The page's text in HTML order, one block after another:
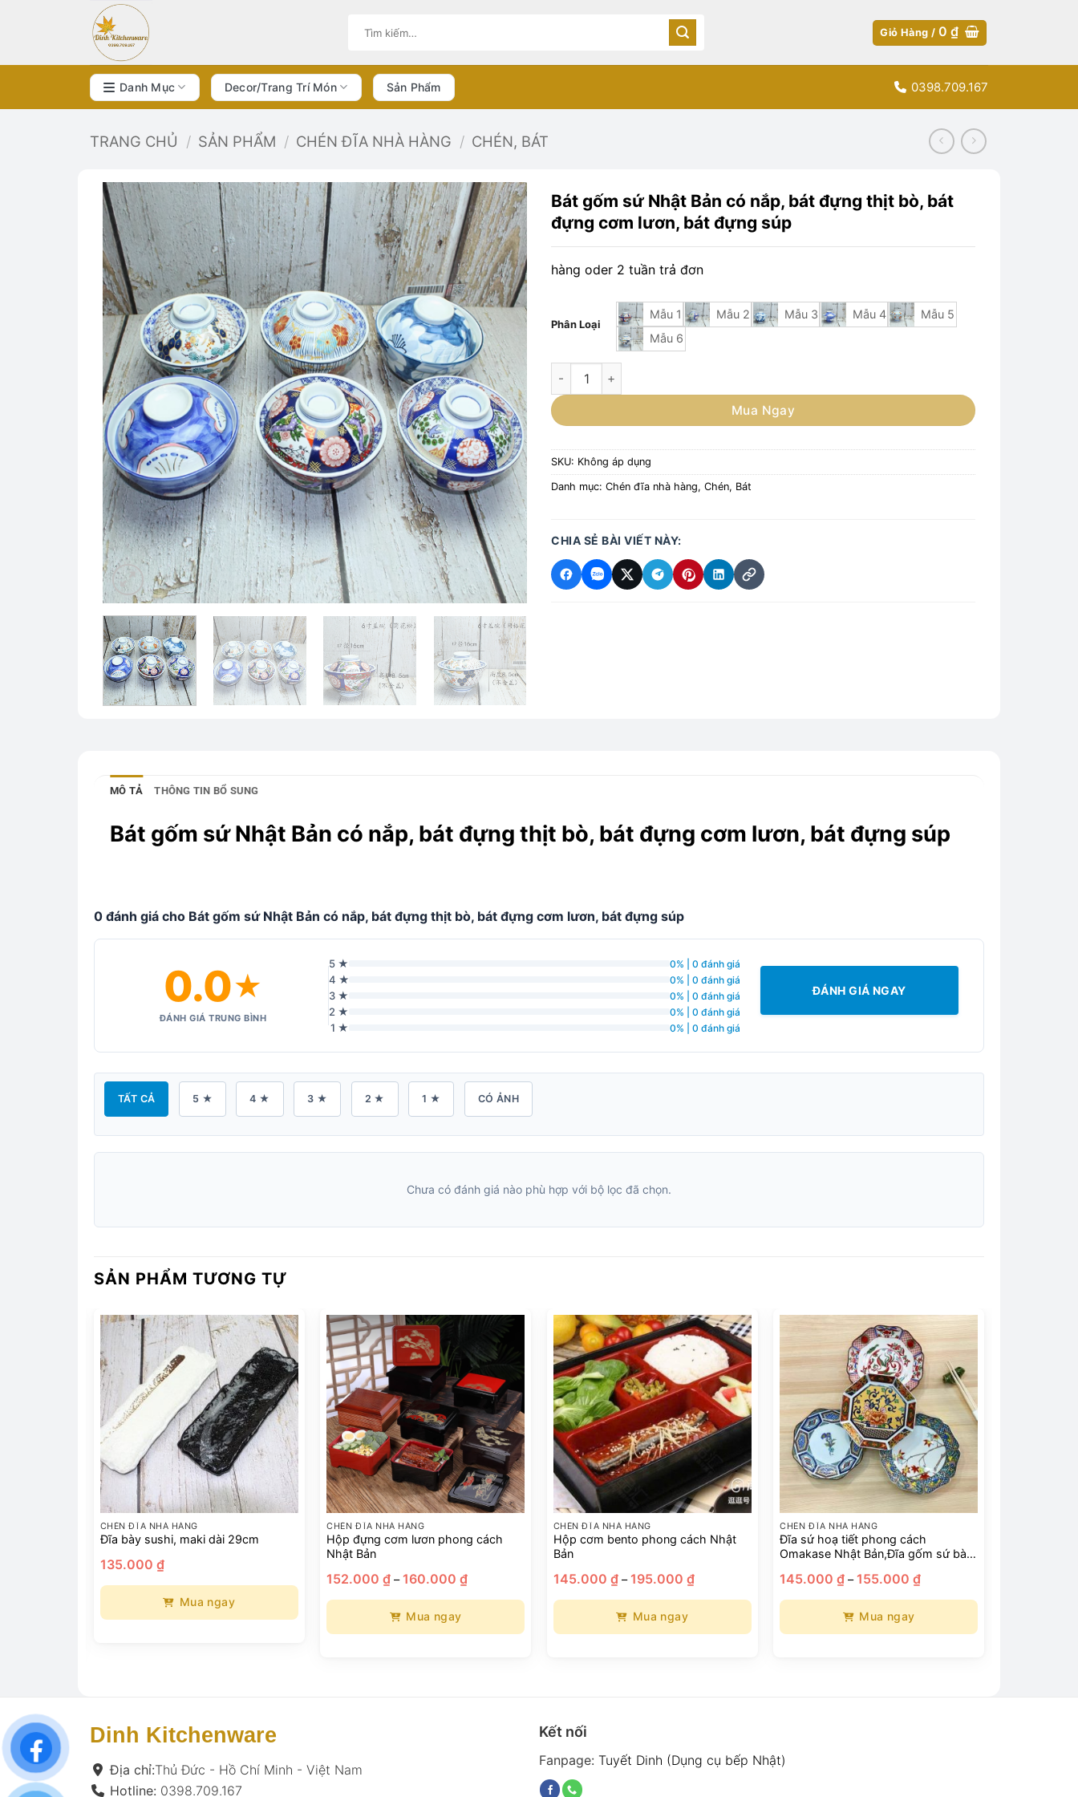
dung
Tìm
Giỏ Hàng / 0₫
Danh Mục Decor/Trang Trí Món Sản Phẩm 0398.709.167
TRANG CHỦ / SẢN PHẨM / CHÉN ĐĨA NHÀ HÀNG / CHÉN, BÁT
Bát gốm sứ Nhật Bản có nắp, bát đựng thịt bò, bát
đựng cơm lươn, bát đựng súp
hàng oder 2 tuần trả đơn
Phân Loại
Mẫu 1 Mẫu 2 Mẫu 3 Mẫu 4
Mẫu 5
Mẫu 6
Bát gốm sứ Nhật Bản có nắp, bát đựng thịt bò, bát đựng cơm lươn, bát đựng súp số lượng
Mua Ngay
SKU: Không áp dụng
Danh mục: Chén đĩa nhà hàng, Chén, Bát
CHIA SẺ BÀI VIẾT NÀY:
MÔ TẢ THÔNG TIN BỔ SUNG
Bát gốm sứ Nhật Bản có nắp, bát đựng thịt bò, bát đựng cơm lươn, bát đựng súp
0 đánh giá cho Bát gốm sứ Nhật Bản có nắp, bát đựng thịt bò, bát đựng cơm lươn, bát đựng súp
0.0★
ĐÁNH GIÁ TRUNG BÌNH
5 ★ 0% | 0 đánh giá
4 ★ 0% | 0 đánh giá
3 ★ 0% | 0 đánh giá
2 ★ 0% | 0 đánh giá
1 ★ 0% | 0 đánh giá
ĐÁNH GIÁ NGAY
TẤT CẢ 5 ★ 4 ★ 3 ★ 2 ★ 1 ★ CÓ ẢNH
Chưa có đánh giá nào phù hợp với bộ lọc đã chọn.
SẢN PHẨM TƯƠNG TỰ
CHÉN ĐĨA NHÀ HÀNG
Đĩa bày sushi, maki dài 29cm
135.000 ₫
Mua ngay
thể.
tùy
CHÉN ĐĨA NHÀ HÀNG
Hộp đựng cơm lươn phong cách
Nhật Bản
152.000₫ – 160.000₫Khoảng
từ
160.000 ₫
Mua ngay
Các
CHÉN ĐĨA NHÀ HÀNG
Hộp cơm bento phong cách Nhật
Bản
145.000 ₫ – 195.000 ₫Khoảng
giá:
từ
195.000 ₫
Mua ngay
biến
Các
tùy
CHÉN ĐĨA NHÀ HÀNG
Đĩa sứ hoạ tiết phong cách
Omakase Nhật Bản,Đĩa gốm sứ bày
145.000₫ – 155.000₫Khoảng
từ
155.000 ₫
Mua ngay
thể.
Dinh Kitchenware
Địa chỉ:Thủ Đức - Hồ Chí Minh - Việt Nam
Hotline: 0398.709.167
Kết nối
Fanpage: Tuyết Dinh (Dụng cụ bếp Nhật)